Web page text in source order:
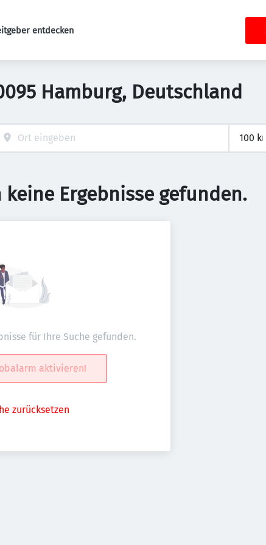
entdecken
Hamburg, Deutschland
Ergebnisse gefunden.
für Ihre Suche gefunden.
aktivieren!
zurücksetzen